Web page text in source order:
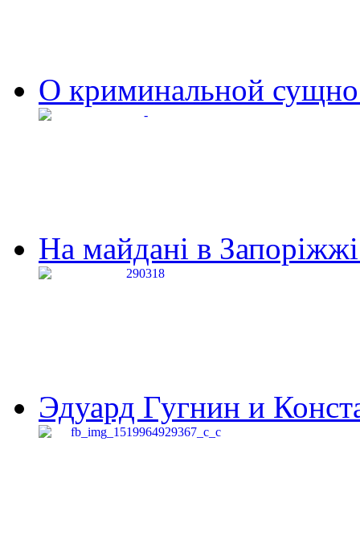
О криминальной
На майдані в
Эдуард Гугнин и